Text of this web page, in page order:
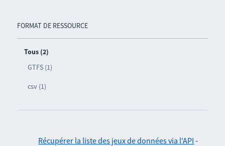
FORMAT DE RESSOURCE
Tous (2)
GTFS (1)
csv (1)
Récupérer la liste des jeux de données via l'API -